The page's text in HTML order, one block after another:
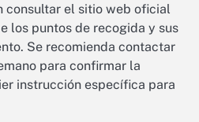
consultar el sitio web oficial
los puntos de recogida y sus
Se recomienda contactar
para confirmar la
instrucción específica para